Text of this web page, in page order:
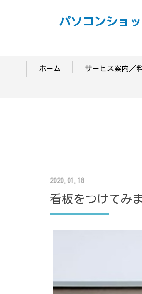
パソコンショ
ホーム サービス案内／
2020.01.18
看板をつけてみ